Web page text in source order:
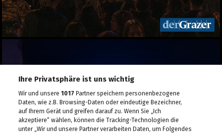
Ihre Privatsphäre ist uns wichtig
Wir und unsere1017 Partner speichern personenbezogene
Daten, wie z.B. Browsing-Daten oder eindeutige Bezeichner,
auf Ihrem Gerät und greifen darauf zu. Wenn Sie „Ich
akzeptiere“ wählen, können die Tracking-Technologien die
unter „Wir und unsere Partner verarbeiten Daten, um Folgendes